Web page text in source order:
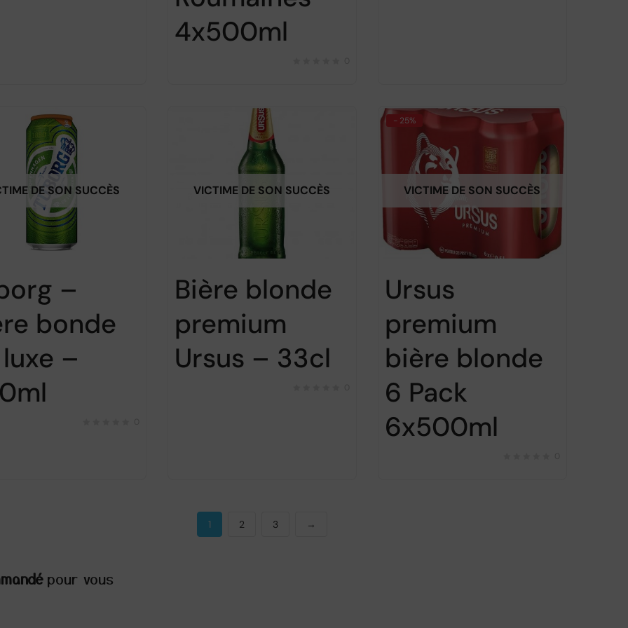
pour vous
4x500ml
DE SON SUCCÈS
–
bonde
–
VICTIME DE SON SUCCÈS
Bière blonde
premium
Ursus – 33cl
- 25%
VICTIME DE SON SUCCÈS
Ursus
premium
bière blonde
6 Pack
6x500ml
1 2 3 →